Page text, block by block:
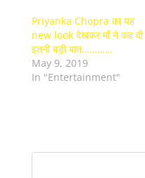
Priyanka Chopra का यह
new look देखकर माँ ने कह दी
इतनी बड़ी बात…………
May 9, 2019
In "Entertainment"